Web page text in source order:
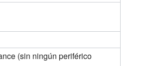
(sin ningún periférico